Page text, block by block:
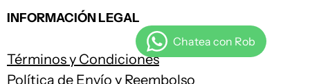
INFORMACIÓN LEGAL
Términos y Condiciones
Política de Envío y Reembolso